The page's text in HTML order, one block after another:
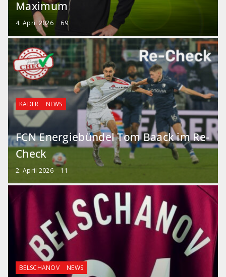
Maximum
4. April 2026 69
KADER NEWS
FCN Energiebündel Tom Baack im Re-
Check
2. April 2026 11
BELSCHANOV NEWS